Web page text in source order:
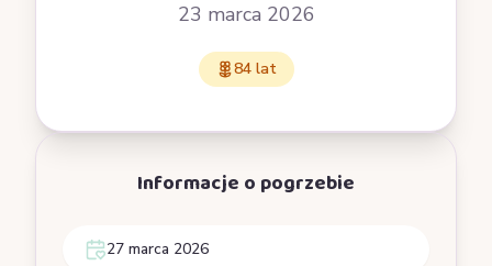
23 marca 2026
84 lat
Informacje o pogrzebie
27 marca 2026